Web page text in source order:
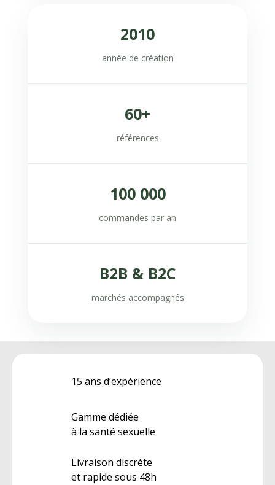
2010
année de création
60+
références
100 000
commandes par an
B2B & B2C
marchés accompagnés
15 ans d’expérience
Gamme dédiée
à la santé sexuelle
Livraison discrète
et rapide sous 48h